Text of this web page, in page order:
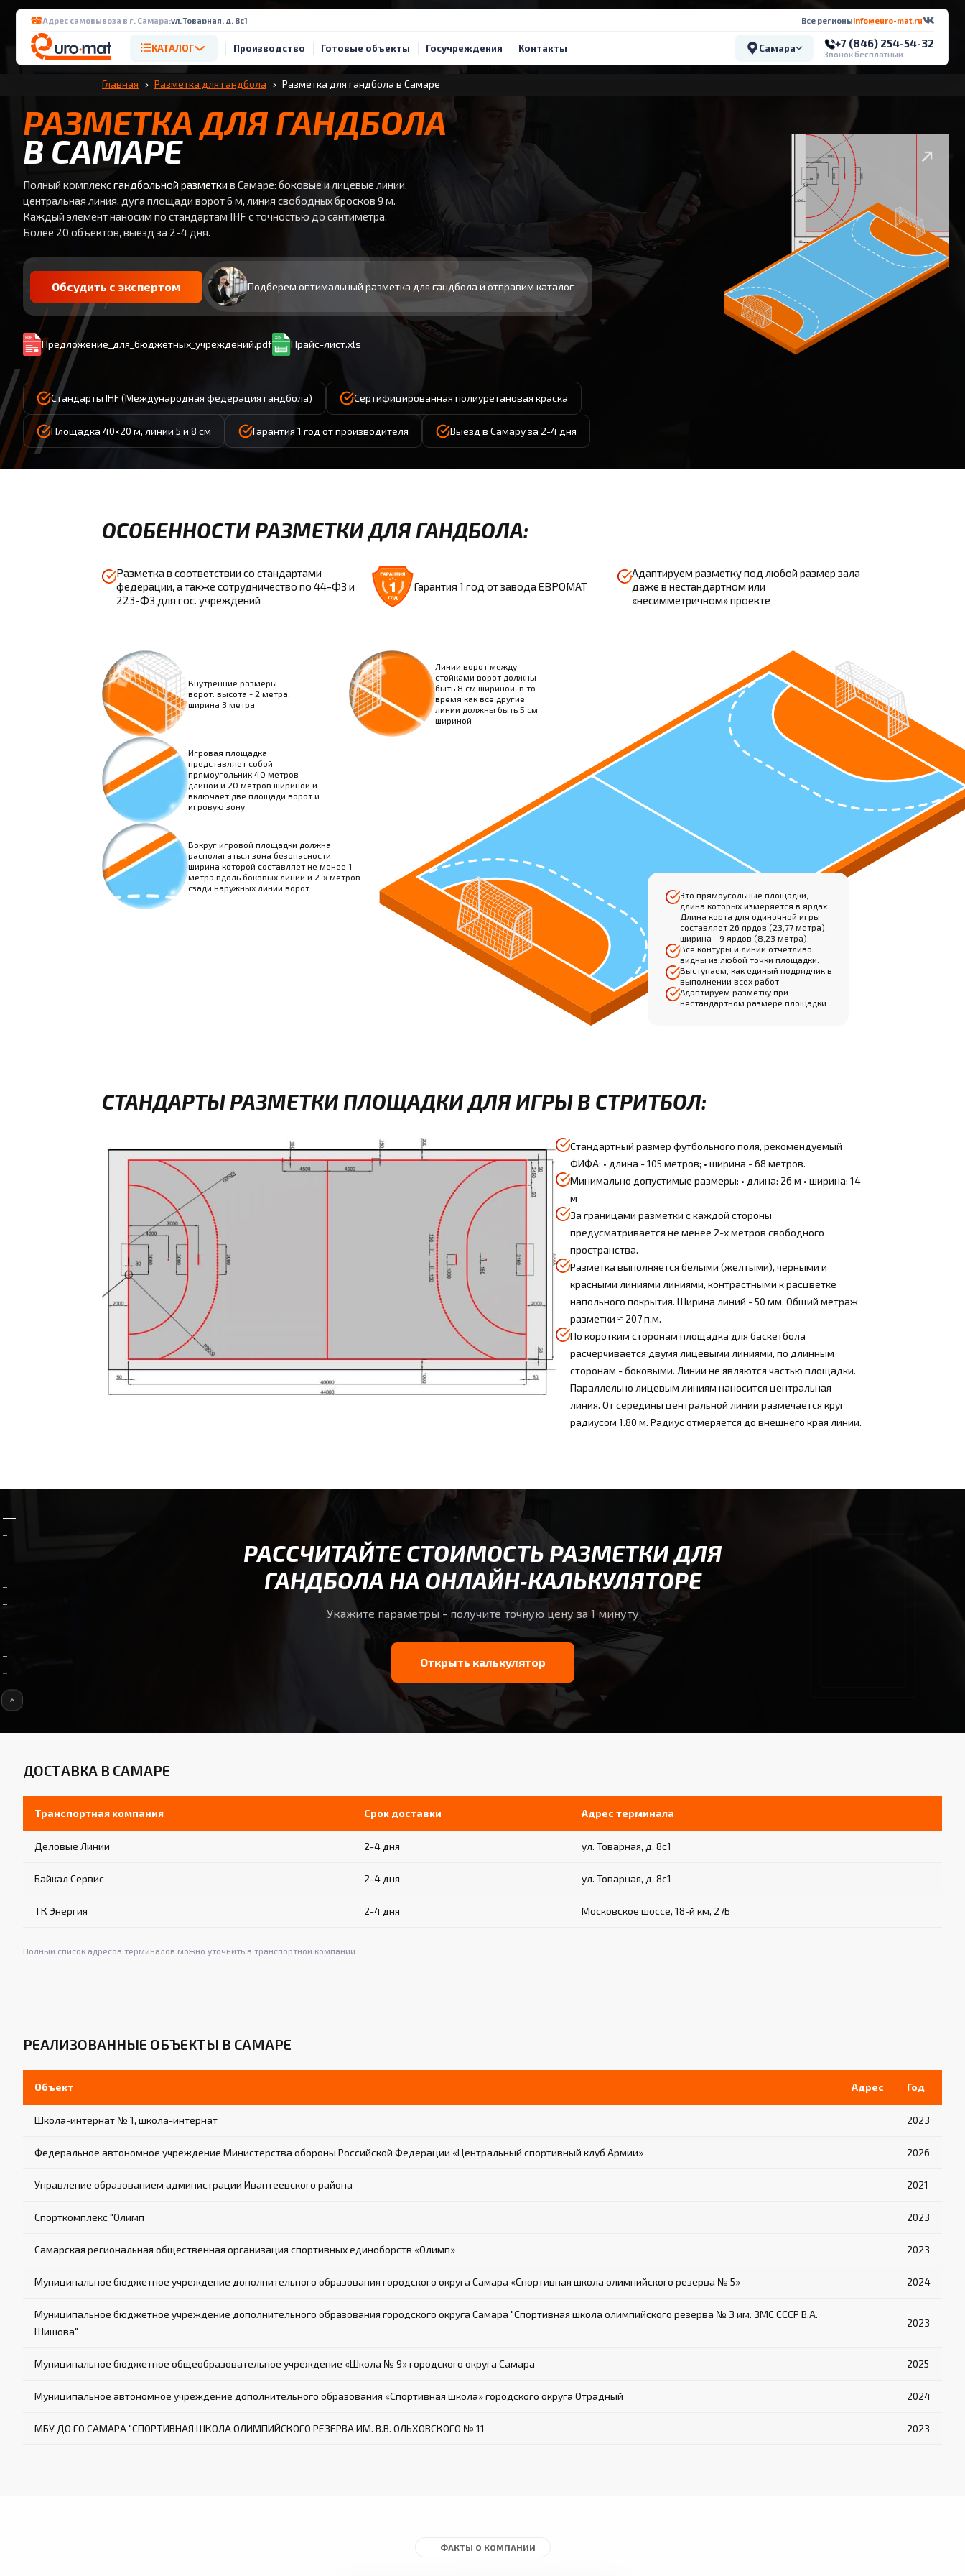
Адрес самовывоза в г. Самара:ул. Товарная, д. 8с1 Все регионыinfo@euro-mat.ru
КАТАЛОГ Производство Готовые объекты Госучреждения Контакты Самара +7 (846) 254-54-32
Звонок бесплатный
Главная Разметка для гандбола Разметка для гандбола в Самаре
РАЗМЕТКА ДЛЯ ГАНДБОЛА
В САМАРЕ
Полный комплексгандбольной разметки в Самаре: боковые и лицевые линии,
центральная линия, дуга площади ворот 6 м, линия свободных бросков 9 м.
Каждый элемент наносим по стандартам IHF с точностью до сантиметра.
Более 20 объектов, выезд за 2-4 дня.
Обсудить с экспертом Подберем оптимальный разметка для гандбола и отправим каталог
Предложение_для_бюджетных_учреждений.pdf Прайс-лист.xls
Стандарты IHF (Международная федерация гандбола) Сертифицированная полиуретановая краска
Площадка 40×20 м, линии 5 и 8 см Гарантия 1 год от производителя Выезд в Самару за 2-4 дня
ОСОБЕННОСТИ РАЗМЕТКИ ДЛЯ ГАНДБОЛА:
Разметка в соответствии со стандартами
федерации, а также сотрудничество по 44-ФЗ и
223-ФЗ для гос. учреждений
Гарантия 1 год от завода ЕВРОМАТ
Адаптируем разметку под любой размер зала
даже в нестандартном или
«несимметричном» проекте
Внутренние размеры
ворот: высота - 2 метра,
ширина 3 метра
Линии ворот между
стойками ворот должны
быть 8 см шириной, в то
время как все другие
линии должны быть 5 см
шириной
Игровая площадка
представляет собой
прямоугольник 40 метров
длиной и 20 метров шириной и
включает две площади ворот и
игровую зону.
Вокруг игровой площадки должна
располагаться зона безопасности,
ширина которой составляет не менее 1
метра вдоль боковых линий и 2-х метров
сзади наружных линий ворот
Это прямоугольные площадки,
длина которых измеряется в ярдах.
Длина корта для одиночной игры
составляет 26 ярдов (23,77 метра),
ширина - 9 ярдов (8,23 метра).
Все контуры и линии отчётливо
видны из любой точки площадки.
Выступаем, как единый подрядчик в
выполнении всех работ
Адаптируем разметку при
нестандартном размере площадки.
СТАНДАРТЫ РАЗМЕТКИ ПЛОЩАДКИ ДЛЯ ИГРЫ В СТРИТБОЛ:
Стандартный размер футбольного поля, рекомендуемый
ФИФА: • длина - 105 метров; • ширина - 68 метров.
Минимально допустимые размеры: • длина: 26 м • ширина: 14
м
За границами разметки с каждой стороны
предусматривается не менее 2-х метров свободного
пространства.
Разметка выполняется белыми (желтыми), черными и
красными линиями линиями, контрастными к расцветке
напольного покрытия. Ширина линий - 50 мм. Общий метраж
разметки ≈ 207 п.м.
По коротким сторонам площадка для баскетбола
расчерчивается двумя лицевыми линиями, по длинным
сторонам - боковыми. Линии не являются частью площадки.
Параллельно лицевым линиям наносится центральная
линия. От середины центральной линии размечается круг
радиусом 1.80 м. Радиус отмеряется до внешнего края линии.
РАССЧИТАЙТЕ СТОИМОСТЬ РАЗМЕТКИ ДЛЯ
ГАНДБОЛА НА ОНЛАЙН‑КАЛЬКУЛЯТОРЕ
Укажите параметры - получите точную цену за 1 минуту
Открыть калькулятор
ДОСТАВКА В САМАРЕ
Транспортная компания Срок доставки Адрес терминала
Деловые Линии 2-4 дня ул. Товарная, д. 8с1
Байкал Сервис 2-4 дня ул. Товарная, д. 8с1
ТК Энергия 2-4 дня Московское шоссе, 18-й км, 27Б
Полный список адресов терминалов можно уточнить в транспортной компании.
РЕАЛИЗОВАННЫЕ ОБЪЕКТЫ В САМАРЕ
Объект Адрес Год
Школа-интернат № 1, школа-интернат 2023
Федеральное автономное учреждение Министерства обороны Российской Федерации «Центральный спортивный клуб Армии» 2026
Управление образованием администрации Ивантеевского района 2021
Спорткомплекс "Олимп 2023
Самарская региональная общественная организация спортивных единоборств «Олимп» 2023
Муниципальное бюджетное учреждение дополнительного образования городского округа Самара «Спортивная школа олимпийского резерва № 5» 2024
Муниципальное бюджетное учреждение дополнительного образования городского округа Самара "Спортивная школа олимпийского резерва № 3 им. ЗМС СССР В.А.
Шишова"
2023
Муниципальное бюджетное общеобразовательное учреждение «Школа № 9» городского округа Самара 2025
Муниципальное автономное учреждение дополнительного образования «Спортивная школа» городского округа Отрадный 2024
МБУ ДО ГО САМАРА "СПОРТИВНАЯ ШКОЛА ОЛИМПИЙСКОГО РЕЗЕРВА ИМ. В.В. ОЛЬХОВСКОГО № 11 2023
ФАКТЫ О КОМПАНИИ